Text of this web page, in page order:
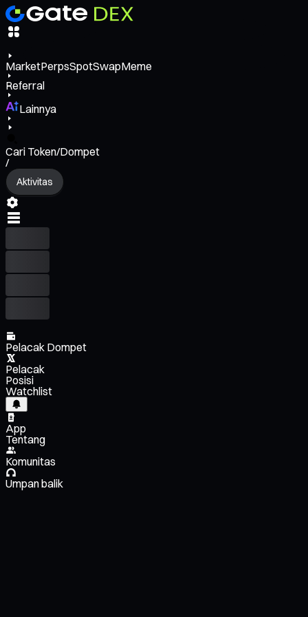
MarketPerpsSpotSwapMeme
Referral
Lainnya
Cari Token/Dompet
/
Aktivitas
Pelacak Dompet
Pelacak
Posisi
Watchlist
App
Tentang
Komunitas
Umpan balik